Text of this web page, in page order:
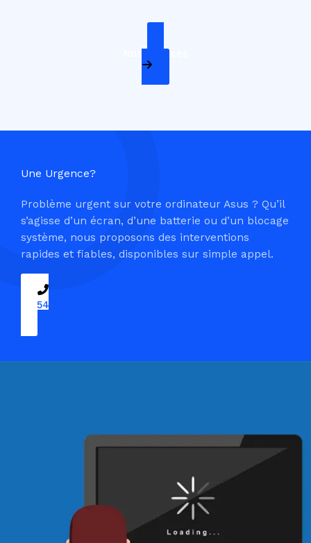
Nos Services
Une Urgence?
Problème urgent sur votre ordinateur Asus ? Qu’il
s’agisse d’un écran, d’une batterie ou d’un blocage
système, nous proposons des interventions
rapides et fiables, disponibles sur simple appel.
09 54 37 04 03